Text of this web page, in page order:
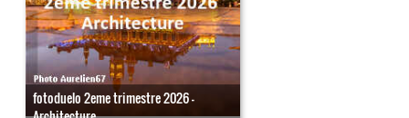
fotoduelo 2eme trimestre 2026 -